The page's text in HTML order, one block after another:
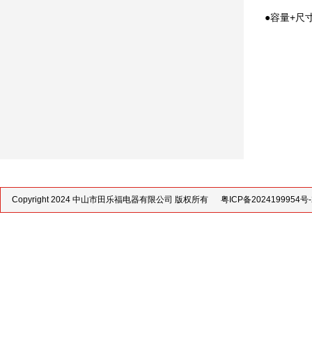
●容量+尺
Copyright 2024 中山市田乐福电器有限公司 版权所有 粤ICP备2024199954号